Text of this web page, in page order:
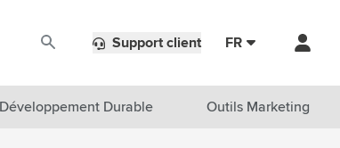
Support client FR
Développement Durable Outils Marketing